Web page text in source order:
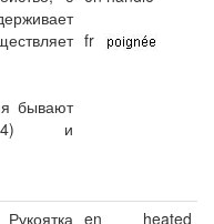
бывают
и
fr
en heated